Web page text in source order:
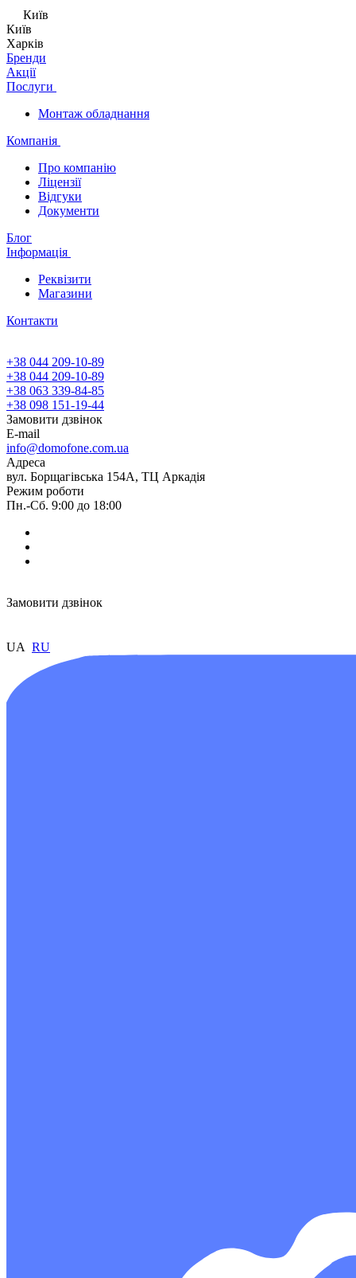
Київ
Київ
Харків
Бренди
Акції
Послуги
Монтаж обладнання
Компанія
Про компанію
Ліцензії
Відгуки
Документи
Блог
Інформація
Реквізити
Магазини
Контакти
+38 044 209-10-89
+38 044 209-10-89
+38 063 339-84-85
+38 098 151-19-44
Замовити дзвінок
E-mail
info@domofone.com.ua
Адреса
вул. Борщагівська 154А, ТЦ Аркадія
Режим роботи
Пн.-Сб. 9:00 до 18:00
Замовити дзвінок
UA RU